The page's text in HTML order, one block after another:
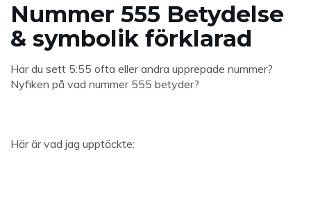
Nummer 555 Betydelse
& symbolik förklarad
Har du sett 5:55 ofta eller andra upprepade nummer?
Nyfiken på vad nummer 555 betyder?
Här är vad jag upptäckte: